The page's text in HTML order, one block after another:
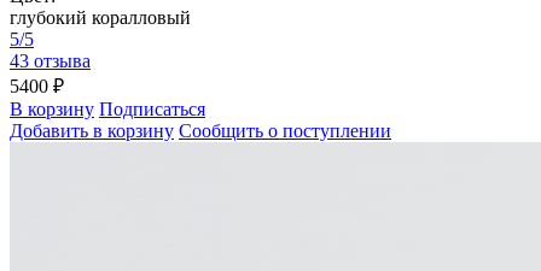
глубокий коралловый
5/5
43 отзыва
5400 ₽
В корзину Подписаться
Добавить в корзину Сообщить о поступлении